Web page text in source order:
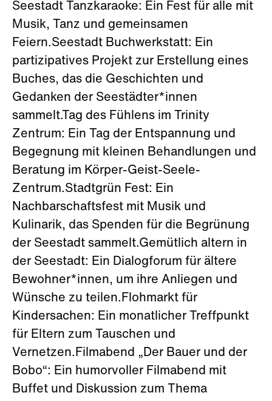
Seestadt Tanzkaraoke: Ein Fest für alle mit
Musik, Tanz und gemeinsamen
Feiern.Seestadt Buchwerkstatt: Ein
partizipatives Projekt zur Erstellung eines
Buches, das die Geschichten und
Gedanken der Seestädter*innen
sammelt.Tag des Fühlens im Trinity
Zentrum: Ein Tag der Entspannung und
Begegnung mit kleinen Behandlungen und
Beratung im Körper-Geist-Seele-
Zentrum.Stadtgrün Fest: Ein
Nachbarschaftsfest mit Musik und
Kulinarik, das Spenden für die Begrünung
der Seestadt sammelt.Gemütlich altern in
der Seestadt: Ein Dialogforum für ältere
Bewohner*innen, um ihre Anliegen und
Wünsche zu teilen.Flohmarkt für
Kindersachen: Ein monatlicher Treffpunkt
für Eltern zum Tauschen und
Vernetzen.Filmabend „Der Bauer und der
Bobo“: Ein humorvoller Filmabend mit
Buffet und Diskussion zum Thema